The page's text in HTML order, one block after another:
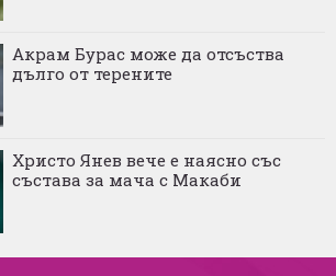
Акрам Бурас може да отсъства
дълго от терените
Христо Янев вече е наясно със
състава за мача с Макаби